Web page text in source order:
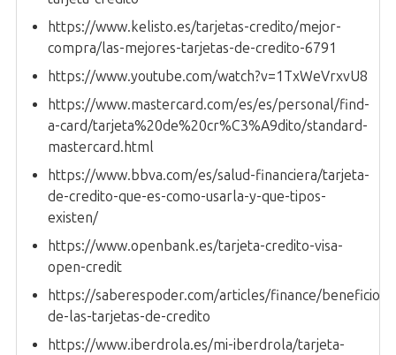
https://www.kelisto.es/tarjetas-credito/mejor-
compra/las-mejores-tarjetas-de-credito-6791
https://www.youtube.com/watch?v=1TxWeVrxvU8
https://www.mastercard.com/es/es/personal/find-
a-card/tarjeta%20de%20cr%C3%A9dito/standard-
mastercard.html
https://www.bbva.com/es/salud-financiera/tarjeta-
de-credito-que-es-como-usarla-y-que-tipos-
existen/
https://www.openbank.es/tarjeta-credito-visa-
open-credit
https://saberespoder.com/articles/finance/beneficios-
de-las-tarjetas-de-credito
https://www.iberdrola.es/mi-iberdrola/tarjeta-